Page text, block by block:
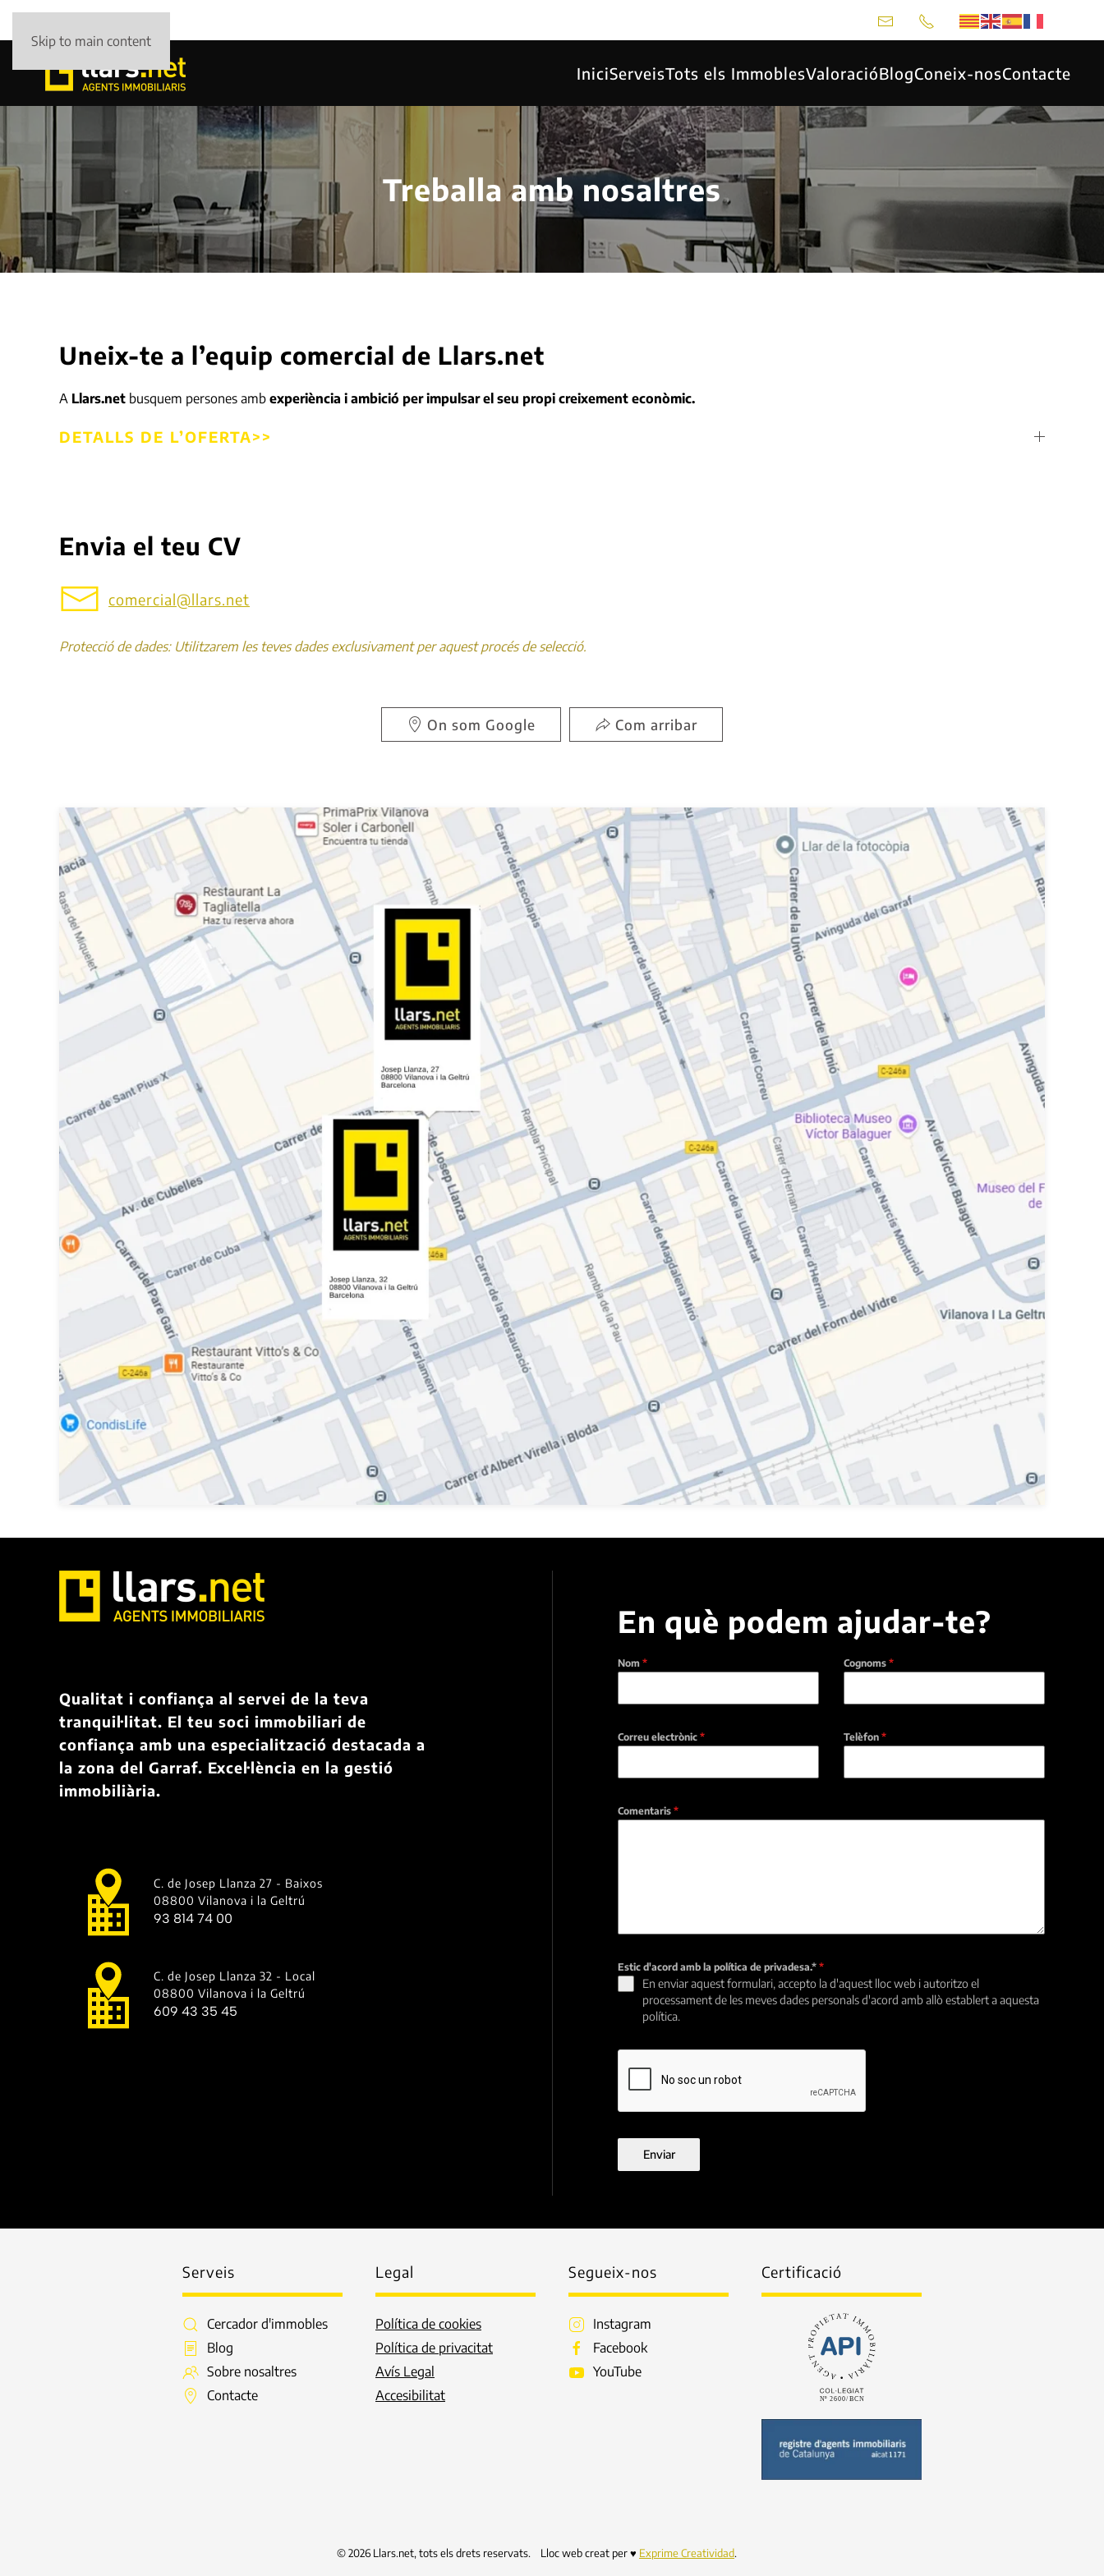
Skip to main content
IniciServeisTots els ImmoblesValoracióBlogConeix-nosContacte
Treballa amb nosaltres
Uneix-te a l’equip comercial de Llars.net
A Llars.net busquem persones amb experiència i ambició per impulsar el seu propi creixement econòmic.
DETALLS DE L’OFERTA>>
Envia el teu CV
comercial@llars.net
Protecció de dades: Utilitzarem les teves dades exclusivament per aquest procés de selecció.
On som Google Com arribar
Qualitat i confiança al servei de la teva
tranquil·litat. El teu soci immobiliari de
confiança amb una especialització destacada a
la zona del Garraf. Excel·lència en la gestió
immobiliària.
C. de Josep Llanza 27 - Baixos
08800 Vilanova i la Geltrú
93 814 74 00
C. de Josep Llanza 32 - Local
08800 Vilanova i la Geltrú
609 43 35 45
En què podem ajudar-te?
Nom * Cognoms *
Correu electrònic * Telèfon *
Comentaris *
Estic d'acord amb la política de privadesa.* *
En enviar aquest formulari, accepto la d'aquest lloc web i autoritzo el
processament de les meves dades personals d'acord amb allò establert a aquesta
política.
Enviar
Serveis
Cercador d'immobles
Blog
Sobre nosaltres
Contacte
Legal
Política de cookies
Política de privacitat
Avís Legal
Accesibilitat
Segueix-nos
Instagram
Facebook
YouTube
Certificació
©2026 Llars.net, tots els drets reservats. Lloc web creat per ♥ Exprime Creatividad.